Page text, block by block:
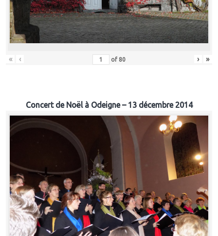
« ‹ of 80 › »
Concert de Noël à Odeigne – 13 décembre 2014